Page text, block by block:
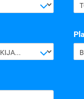
TOYOTA ALL NEW KIJANG INNOVA G 2.4 A/T DIESEL B